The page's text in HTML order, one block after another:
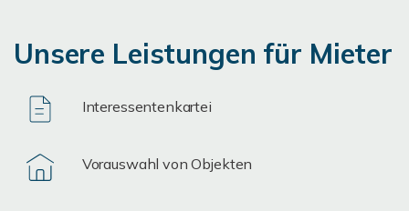
Unsere Leistungen für Mieter
Interessentenkartei
Vorauswahl von Objekten